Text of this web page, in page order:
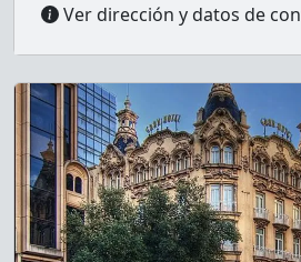
Ver dirección y datos de